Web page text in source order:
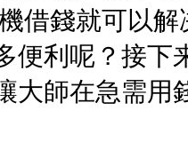
借錢就可以
便利呢？接下
大師在急需用